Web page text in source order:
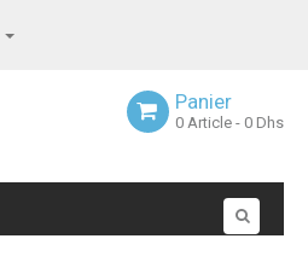
Panier
0 Article - 0 Dhs